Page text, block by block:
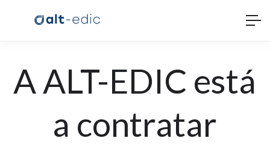
A ALT-EDIC está
a contratar